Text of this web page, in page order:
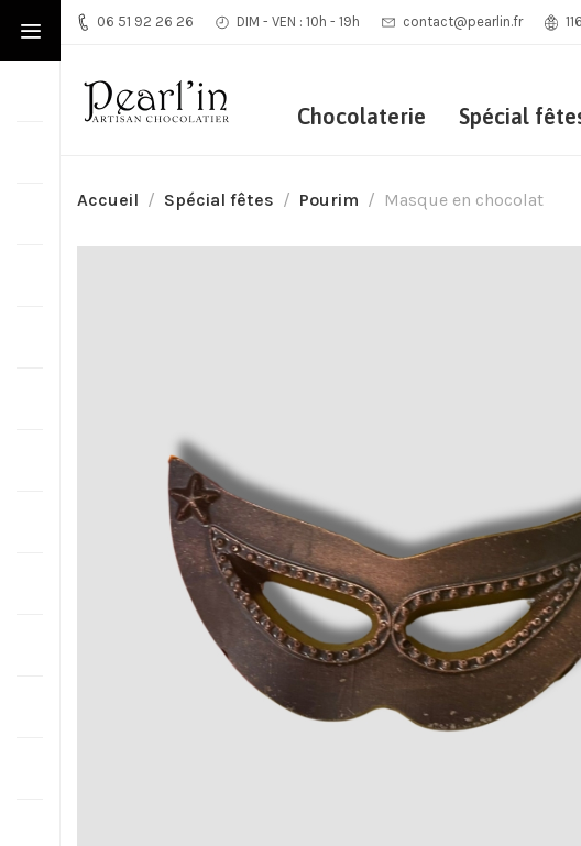
06 51 92 26 26 DIM - VEN : 10h - 19h contact@pearlin.fr
Chocolaterie Spécial
Accueil Spécial fêtes Pourim Masque en chocolat